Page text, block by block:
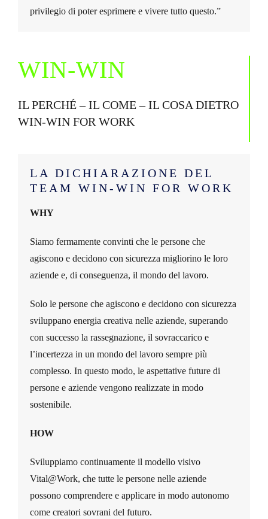
privilegio di poter esprimere e vivere tutto questo.”
WIN-WIN
IL PERCHÉ – IL COME – IL COSA DIETRO
WIN-WIN FOR WORK
LA DICHIARAZIONE DEL
TEAM WIN-WIN FOR WORK
WHY
Siamo fermamente convinti che le persone che
agiscono e decidono con sicurezza migliorino le loro
aziende e, di conseguenza, il mondo del lavoro.
Solo le persone che agiscono e decidono con sicurezza
sviluppano energia creativa nelle aziende, superando
con successo la rassegnazione, il sovraccarico e
l’incertezza in un mondo del lavoro sempre più
complesso. In questo modo, le aspettative future di
persone e aziende vengono realizzate in modo
sostenibile.
HOW
Sviluppiamo continuamente il modello visivo
Vital@Work, che tutte le persone nelle aziende
possono comprendere e applicare in modo autonomo
come creatori sovrani del futuro.